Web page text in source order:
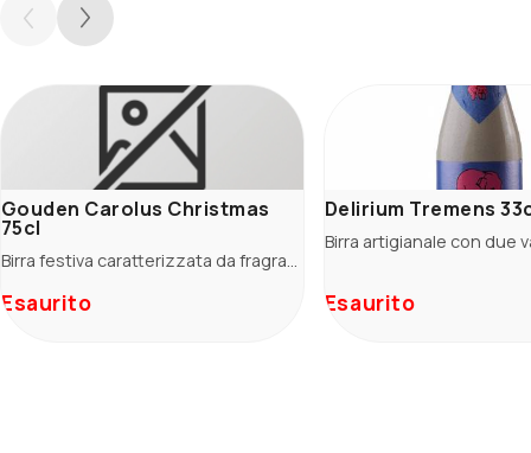
Gouden Carolus Christmas
75cl
Birra festiva caratterizzata da fragranze di liquirizia, frutta rossa e scura.
Esaurito
Delirium Tremens
Esaurito